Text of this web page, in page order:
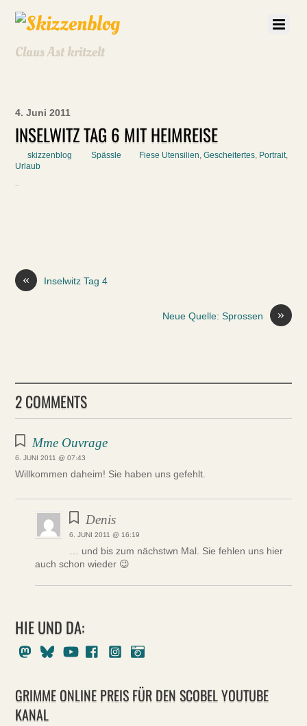
Claus Ast kritzelt
4. Juni 2011
INSELWITZ TAG 6 MIT HEIMREISE
skizzenblog Spässle Fiese Utensilien,Gescheitertes, Portrait,
Urlaub
« Inselwitz Tag 4
»
Neue Quelle: Sprossen
2 COMMENTS
Mme Ouvrage
6. JUNI 2011 @ 07:43
Willkommen daheim! Sie haben uns gefehlt.
Denis
6. JUNI 2011 @ 16:19
… und bis zum nächstwn Mal. Sie fehlen uns hier
auch schon wieder 😉
HIE UND DA:
MastodonBlueskyYoutubeFacebookInstagram
GRIMME ONLINE PREIS FÜR DEN SCOBEL YOUTUBE
KANAL